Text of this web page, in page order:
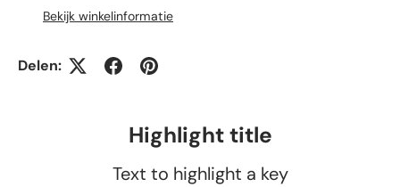
Bekijk winkelinformatie
Delen:
Highlight title
Text to highlight a key